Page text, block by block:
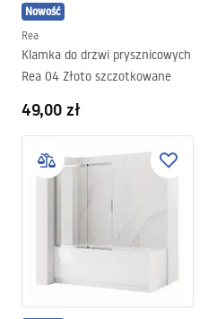
Nowość
Rea
Klamka do drzwi prysznicowych
Rea 04 Złoto szczotkowane
49,00 zł